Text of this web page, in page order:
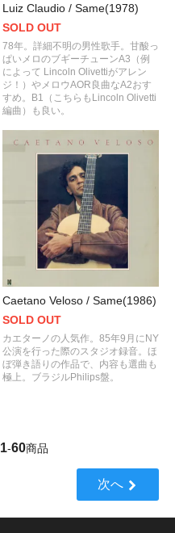
Luiz Claudio / Same(1978)
SOLD OUT
78年。詳細不明の男性歌手。甘酸っ
ぱいメロのブギーチューンA3（例
によって Lincoln Olivettiがアレン
ジ！）やメロウAOR良曲なA2おす
すめ。B1（こちらもLincoln Olivetti
編曲）も良い。
Caetano Veloso / Same(1986)
SOLD OUT
カエターノの人気作。85年9月にNY
公演を行った際のスタジオ録音。ほ
ぼ弾き語りの作品で、内容も選曲も
極上。ブラジルPhilips盤。
1-60商品
次へ